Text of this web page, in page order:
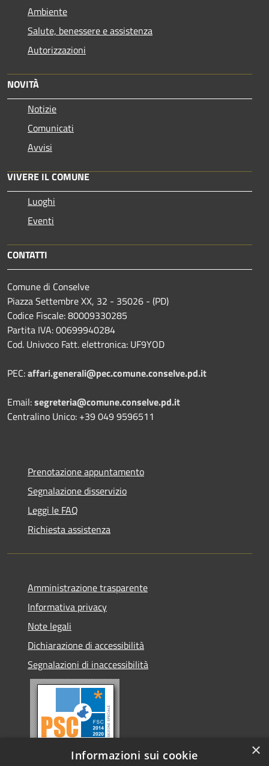
Ambiente
Salute, benessere e assistenza
Autorizzazioni
NOVITÀ
Notizie
Comunicati
Avvisi
VIVERE IL COMUNE
Luoghi
Eventi
CONTATTI
Comune di Conselve
Piazza Settembre XX, 32 - 35026 - (PD)
Codice Fiscale: 80009330285
Partita IVA: 00699940284
Cod. Univoco Fatt. elettronica: UF9YOD
PEC:affari.generali@pec.comune.conselve.pd.it
Email:segreteria@comune.conselve.pd.it
Centralino Unico: +39 049 9596511
Prenotazione appuntamento
Segnalazione disservizio
Leggi le FAQ
Richiesta assistenza
Amministrazione trasparente
Informativa privacy
Note legali
Dichiarazione di accessibilità
Segnalazioni di inaccessibilità
×
Informazioni sui cookie